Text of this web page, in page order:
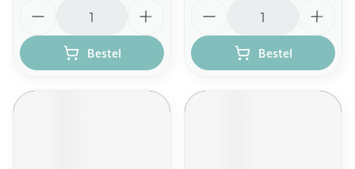
Bestel Bestel